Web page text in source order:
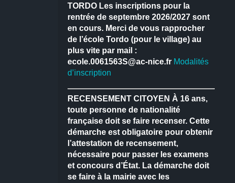
TORDOLes inscriptions pour la
rentrée de septembre 2026/2027 sont
en cours. Merci de vous rapprocher
de l’école Tordo (pour le village) au
plus vite par mail :
ecole.0061563S@ac-nice.fr Modalités
d’inscription
RECENSEMENT CITOYEN À 16 ans,
toute personne de nationalité
française doit se faire recenser. Cette
démarche est obligatoire pour obtenir
l’attestation de recensement,
nécessaire pour passer les examens
et concours d’État.La démarche doit
se faire à la mairie avec les